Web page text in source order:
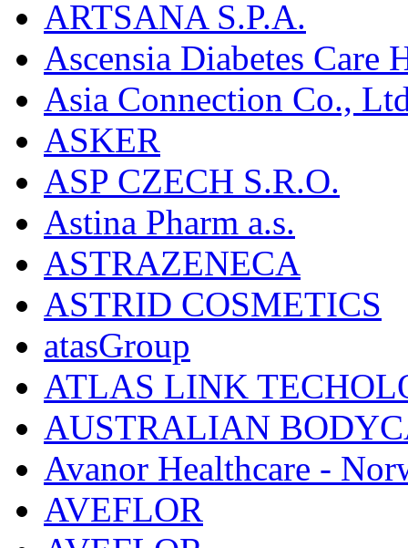
ARTSANA S.P.A.
Ascensia Diabetes Care
Asia Connection Co.,
ASKER
ASP CZECH S.R.O.
Astina Pharm a.s.
ASTRAZENECA
ASTRID COSMETICS
atasGroup
ATLAS LINK
AUSTRALIAN
Avanor Healthcare -
AVEFLOR